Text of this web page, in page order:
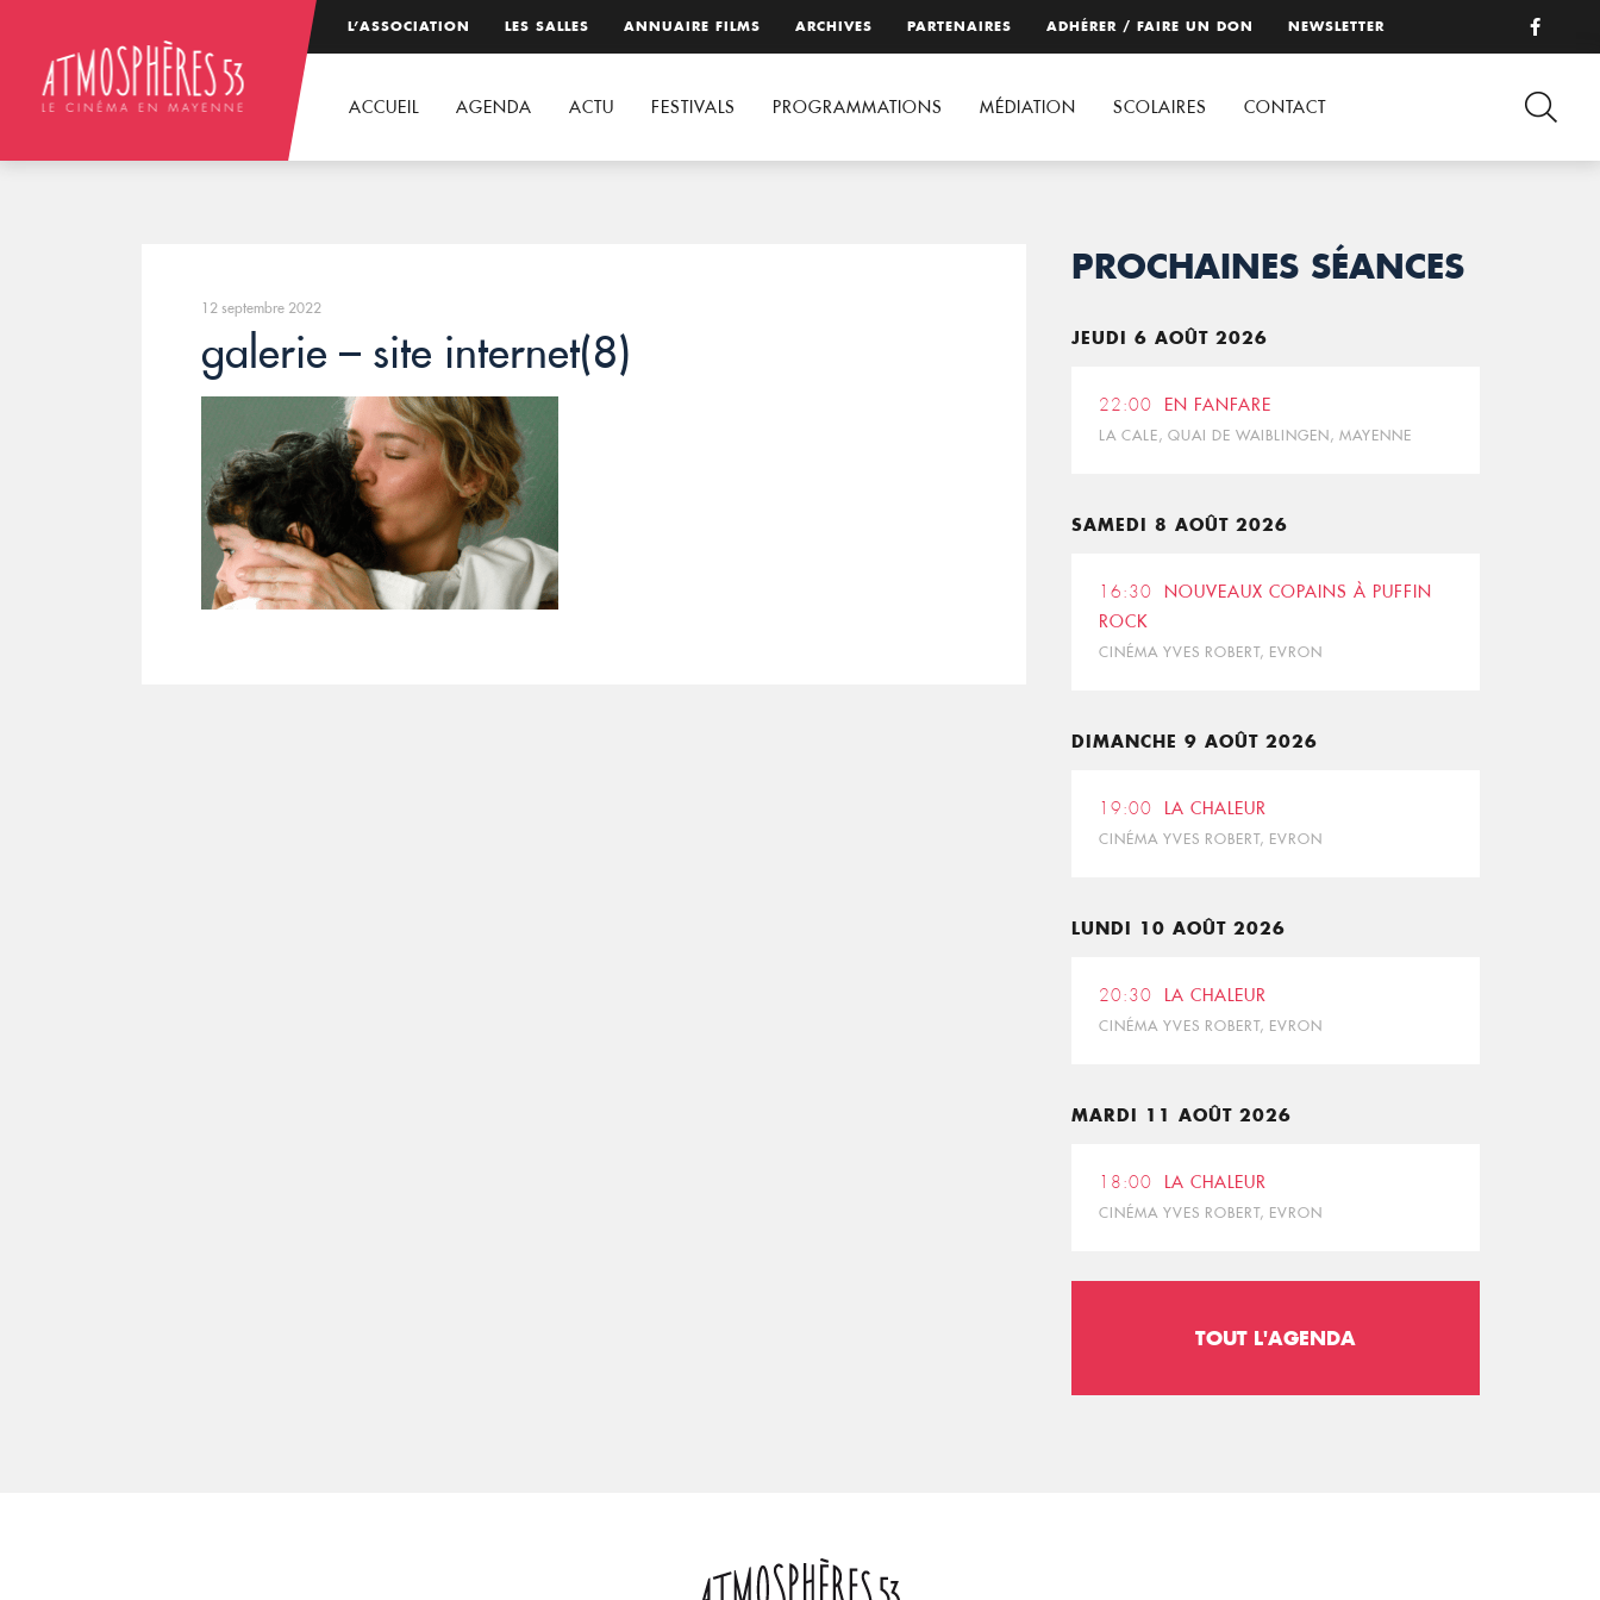
L’ASSOCIATION LES SALLES ANNUAIRE FILMS ARCHIVES PARTENAIRES ADHÉRER / FAIRE UN DON NEWSLETTER
ACCUEIL AGENDA ACTU FESTIVALS PROGRAMMATIONS MÉDIATION SCOLAIRES CONTACT
12 septembre 2022
galerie – site internet(8)
PROCHAINES SÉANCES
JEUDI 6 AOÛT 2026
22:00 EN FANFARE
LA CALE, QUAI DE WAIBLINGEN, MAYENNE
SAMEDI 8 AOÛT 2026
16:30
NOUVEAUX COPAINS À PUFFIN
ROCK
CINÉMA YVES ROBERT, EVRON
DIMANCHE 9 AOÛT 2026
19:00 LA CHALEUR
CINÉMA YVES ROBERT, EVRON
LUNDI 10 AOÛT 2026
20:30 LA CHALEUR
CINÉMA YVES ROBERT, EVRON
MARDI 11 AOÛT 2026
18:00 LA CHALEUR
CINÉMA YVES ROBERT, EVRON
TOUT L'AGENDA